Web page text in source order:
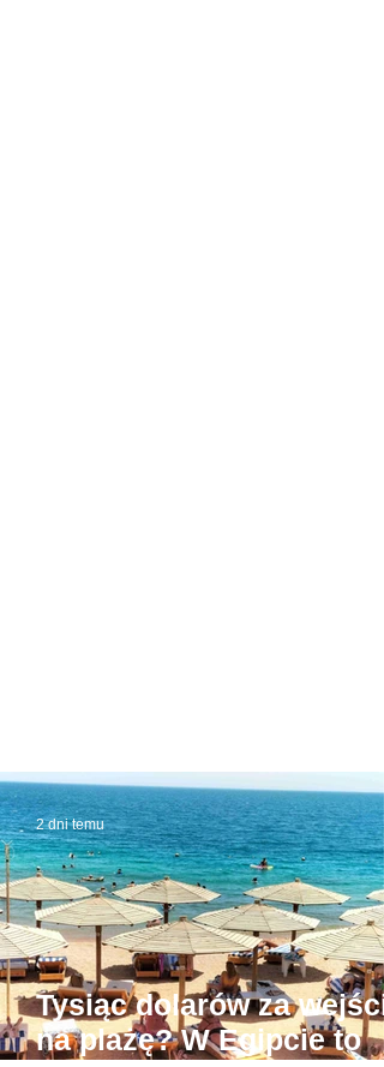
Tysiąc dolarów za
na plażę? W Egipcie to
2 dni temu